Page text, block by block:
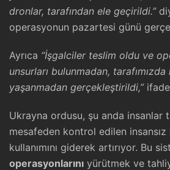
dronlar, tarafından ele geçirildi.”
operasyonun pazartesi günü
Ayrıca “İşgalciler teslim oldu ve
unsurları bulunmadan, tarafımızda
yaşanmadan gerçekleştirildi,”
Ukrayna ordusu, şu anda insanlar
mesafeden kontrol edilen insansız
kullanımını giderek artırıyor. Bu
operasyonlarını yürütmek ve